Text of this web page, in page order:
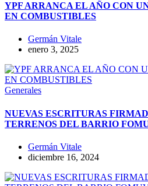
YPF ARRANCA EL AÑO CON
EN COMBUSTIBLES
Germán Vitale
enero 3, 2025
Generales
NUEVAS ESCRITURAS
TERRENOS DEL BARRIO
Germán Vitale
diciembre 16, 2024